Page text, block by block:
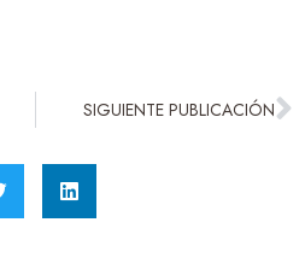
SIGUIENTE PUBLICACIÓN